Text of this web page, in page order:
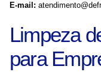
E-mail:
Limpeza
para